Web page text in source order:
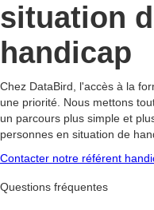
situation
handicap
Chez DataBird, l'accès à la
une priorité. Nous mettons
un parcours plus simple et
personnes en situation de
Contacter notre référent
Questions fréquentes